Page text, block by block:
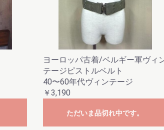
ヨーロッパ古着/ベルギー軍ヴィ
テージピストルベルト
40〜60年代ヴィンテージ
￥3,190
ただいま品切れ中です。